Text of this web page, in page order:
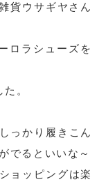
貨ウサギヤさん
ロラシューズを
。
かり履きこん
でるといいな～
ッピングは楽